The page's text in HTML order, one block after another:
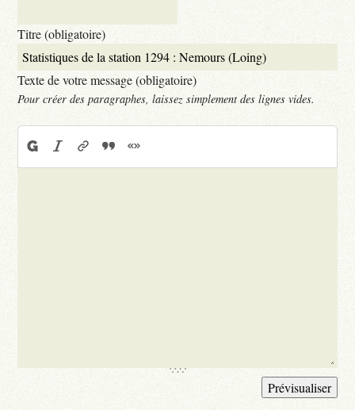
Titre (obligatoire)
Texte de votre message (obligatoire)
Pour créer des paragraphes, laissez simplement des lignes vides.